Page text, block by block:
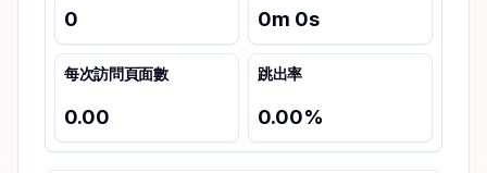
0 0m 0s
每次訪問頁面數
0.00
跳出率
0.00%